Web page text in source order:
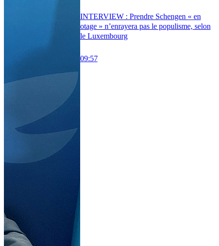
INTERVIEW : Prendre Schengen « en
otage » n’enrayera pas le populisme, selon
le Luxembourg
09:57